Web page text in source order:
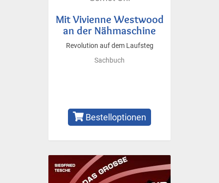
Mit Vivienne Westwood
an der Nähmaschine
Revolution auf dem Laufsteg
Sachbuch
Bestelloptionen